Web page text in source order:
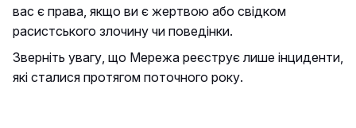
вас є права, якщо ви є жертвою або свідком
расистського злочину чи поведінки.
Зверніть увагу, що Мережа реєструє лише інциденти,
які сталися протягом поточного року.